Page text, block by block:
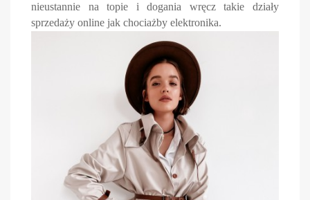
nieustannie na topie i dogania wręcz takie działy
sprzedaży online jak chociażby elektronika.